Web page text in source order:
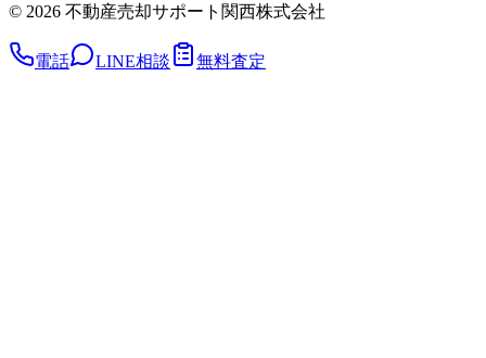
© 2026 不動産売却サポート関西株式会社
電話 LINE相談 無料査定